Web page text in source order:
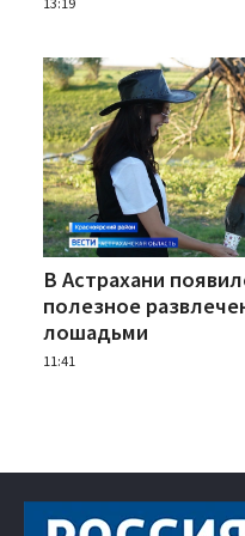
В Астрахани
полезное
лошадьми
11:41